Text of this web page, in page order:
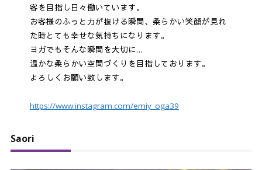
客を目指し日々働いています。
お客様のふっと力が抜ける瞬間、柔らかい笑顔が見れ
た時とても幸せな気持ちになります。
ヨガでもそんな瞬間を大切に…
温かな柔らかい空間づくりを目指しております。
よろしくお願い致します。
https://www.instagram.com/emiy_oga39
Saori